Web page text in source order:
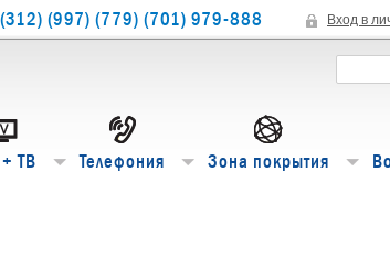
(312) (997) (779) (701) 979-888 Вход в
ТВ Телефония Зона покрытия